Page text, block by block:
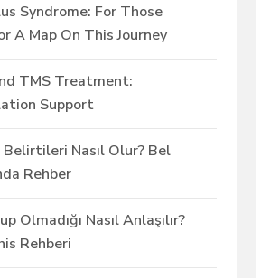
Syndrome: For Those
A Map On This Journey
TMS Treatment:
Support
Belirtileri Nasıl Olur? Bel
Rehber
Olmadığı Nasıl Anlaşılır?
Rehberi